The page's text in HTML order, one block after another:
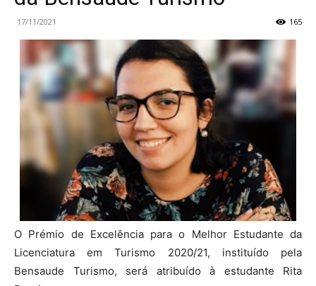
17/11/2021 165
O Prémio de Excelência para o Melhor Estudante da
Licenciatura em Turismo 2020/21, instituído pela
Bensaude Turismo, será atribuído à estudante Rita